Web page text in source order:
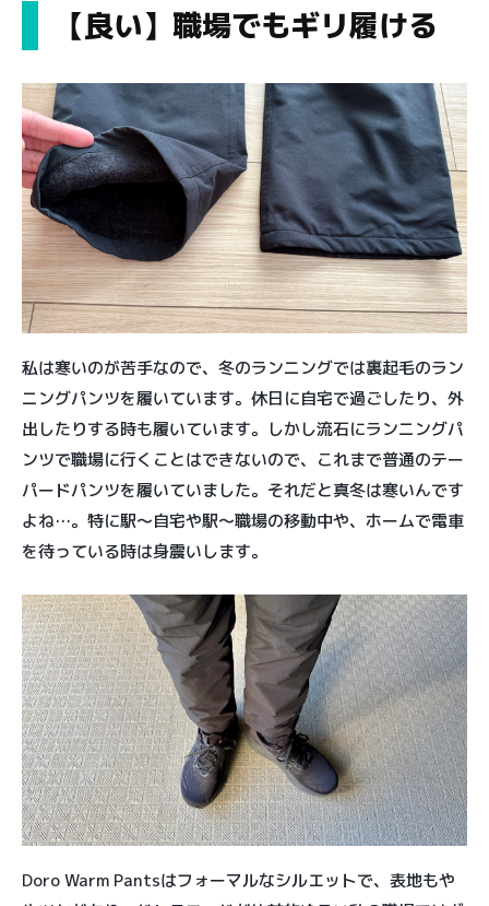
【良い】職場でもギリ履ける
私は寒いのが苦手なので、冬のランニングでは裏起毛のラン
ニングパンツを履いています。休日に自宅で過ごしたり、外
出したりする時も履いています。しかし流石にランニングパ
ンツで職場に行くことはできないので、これまで普通のテー
パードパンツを履いていました。それだと真冬は寒いんです
よね…。特に駅〜自宅や駅〜職場の移動中や、ホームで電車
を待っている時は身震いします。
Doro Warm Pantsはフォーマルなシルエットで、表地もや